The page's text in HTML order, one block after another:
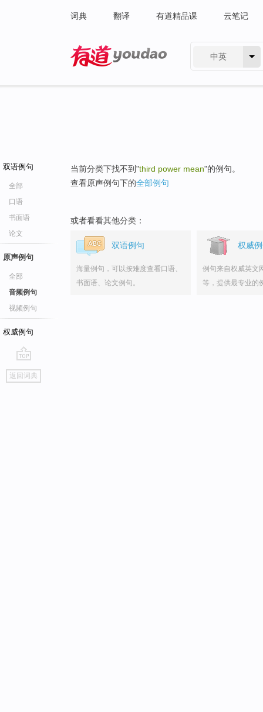
词典 翻译 有道精品课 云笔记
中英
双语例句
全部
口语
书面语
论文
原声例句
全部
音频例句
视频例句
权威例句
go
top
返回词典
当前分类下找不到"third power mean"的例句。
查看原声例句下的全部例句
或者看看其他分类：
双语例句
海量例句，可以按难度查看口语、
书面语、论文例句。
权威
例句来自权威英文
等，提供最专业的